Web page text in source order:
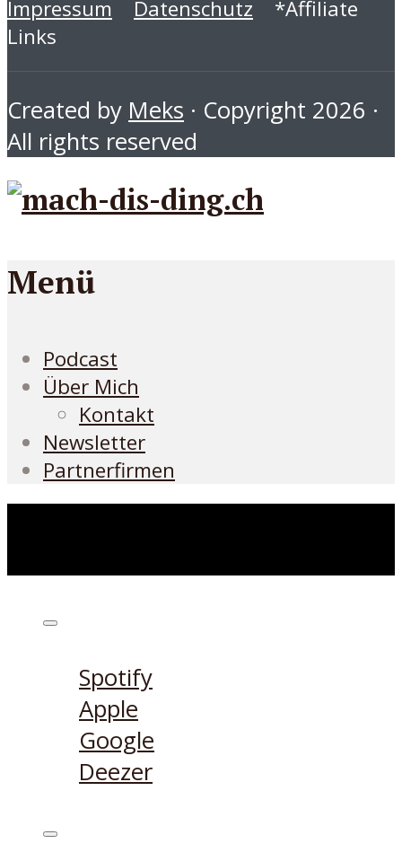
Impressum Datenschutz *Affiliate
Links
Created by Meks · Copyright 2026 ·
All rights reserved
Menü
Podcast
Über Mich
Kontakt
Newsletter
Partnerfirmen
Spotify
Apple
Google
Deezer